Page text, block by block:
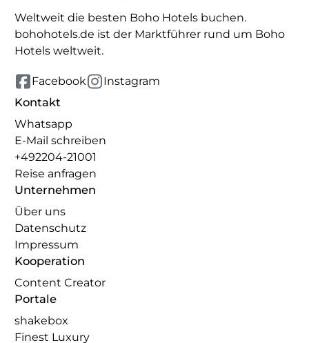
Weltweit die besten Boho Hotels buchen.
bohohotels.de ist der Marktführer rund um Boho
Hotels weltweit.
Facebook Instagram
Kontakt
Whatsapp
E-Mail schreiben
+492204-21001
Reise anfragen
Unternehmen
Über uns
Datenschutz
Impressum
Kooperation
Content Creator
Portale
shakebox
Finest Luxury